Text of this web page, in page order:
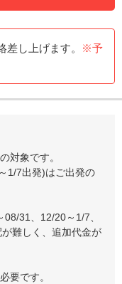
し上げます。
※予
対象です。
1/7出発)はご出発の
31、12/20～1/7、
難しく、追加代金が
要です。